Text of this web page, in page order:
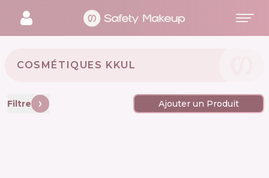
COSMÉTIQUES KKUL 🇰🇷
Filtre Ajouter un Produit